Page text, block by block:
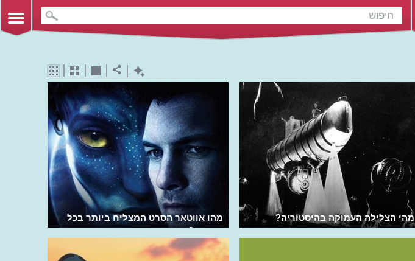
מהו אווטאר הסרט המצליח ביותר בכל
הזמנים?
מהי הצלילה העמוקה בהיסטוריה?